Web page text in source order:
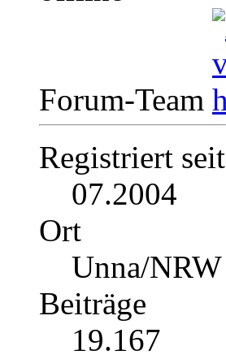
Forum-Team
Registriert seit
07.2004
Ort
Unna/NRW
Beiträge
19.167